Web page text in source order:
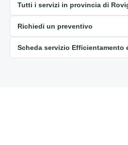
Tutti i servizi in provincia di
Richiedi un preventivo
Scheda servizio Efficientamento